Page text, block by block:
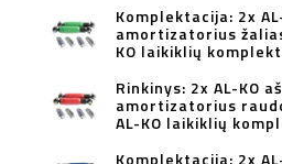
Komplektacija: 2x
amortizatorius
KO laikiklių
Rinkinys: 2x AL-KO
amortizatorius
AL-KO laikiklių
Komplektacija: 2x